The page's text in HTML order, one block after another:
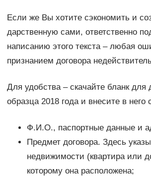
Если же Вы хотите сэкономить и
дарственную сами, ответственно
написанию этого текста – любая
признанием договора
Для удобства – скачайте бланк для
образца 2018 года и внесите в него
Ф.И.О., паспортные данные и
Предмет договора. Здесь
недвижимости (квартира или
которому она расположена;